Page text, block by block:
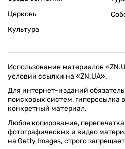
Церковь
Культура
Использование материалов
условии ссылки на «ZN.UA».
Для интернет-изданий
поисковых систем, гиперссылка
конкретный материал.
Любое копирование,
фотографических и видео
на Getty Images, строго